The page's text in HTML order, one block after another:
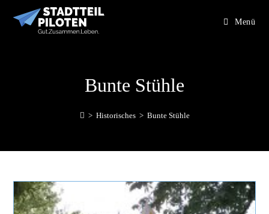
Menü
Bunte Stühle
> Historisches > Bunte Stühle